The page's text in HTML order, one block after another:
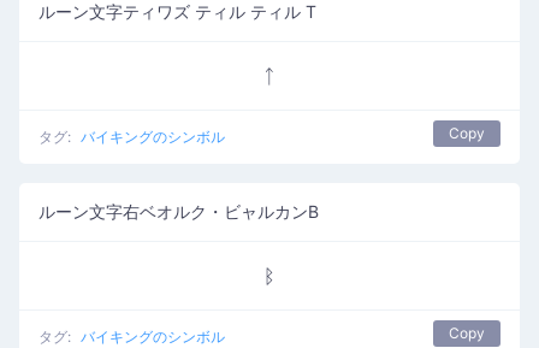
ルーン文字ティワズ ティル ティル T
ᛏ
タグ: バイキングのシンボル Copy
ルーン文字右ベオルク・ビャルカンB
ᛒ
タグ: バイキングのシンボル Copy